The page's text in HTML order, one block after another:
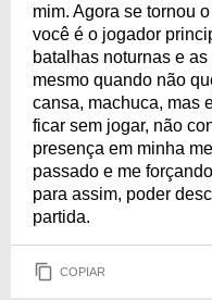
mim. Agora se tornou
você é o jogador
batalhas noturnas e
mesmo quando não
cansa, machuca, mas
ficar sem jogar, não
presença em minha
passado e me
para assim, poder
partida.
COPIAR